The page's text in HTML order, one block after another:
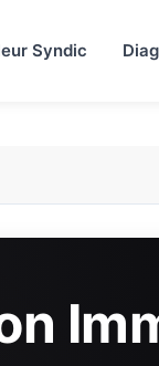
Syndic